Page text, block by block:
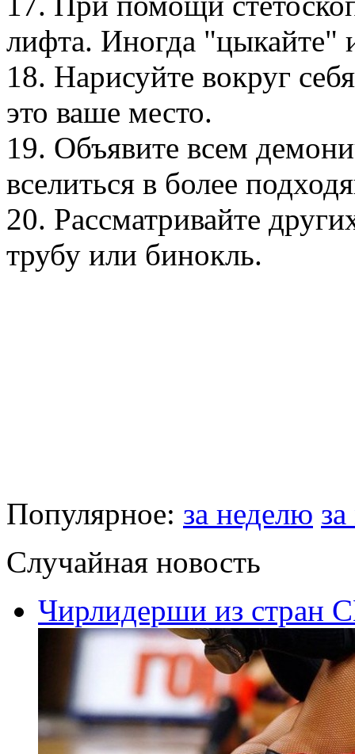
лифта. Иногда "цыкайте"
18. Нарисуйте вокруг
это ваше место.
19. Объявите всем
вселиться в более
20. Рассматривайте
трубу или бинокль.
Популярное: за неделю
Случайная новость
Чирлидерши из стран